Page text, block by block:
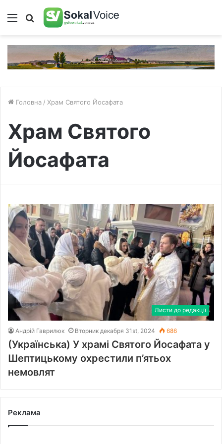
Меню Пошук
Головна / Храм Святого Йосафата
Храм Святого
Йосафата
Листи до редакції
Андрій Гаврилюк Вторник декабря 31st, 2024 686
(Українська) У храмі Святого Йосафата у
Шептицькому охрестили п’ятьох
немовлят
Реклама